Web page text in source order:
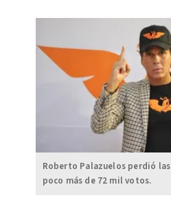
Roberto Palazuelos perdió
poco más de 72 mil votos.